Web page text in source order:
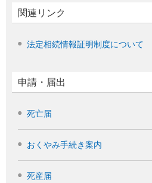
関連リンク
法定相続情報証明制度について
申請・届出
死亡届
おくやみ手続き案内
死産届